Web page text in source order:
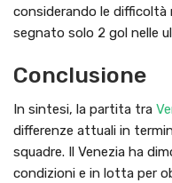
considerando le difficoltà
segnato solo 2 gol nelle
Conclusione
In sintesi, la partita tra
differenze attuali in
squadre. Il Venezia ha
condizioni e in lotta per